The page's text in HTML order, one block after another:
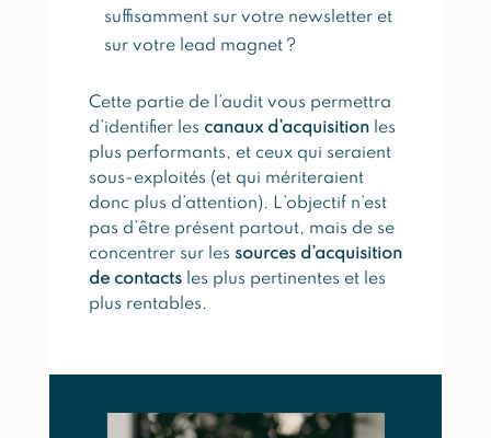
suffisamment sur votre newsletter et
sur votre lead magnet ?
Cette partie de l’audit vous permettra
d’identifier les canaux d’acquisitionles
plus performants, et ceux qui seraient
sous-exploités (et qui mériteraient
donc plus d’attention). L’objectif n’est
pas d’être présent partout, mais de se
concentrer sur les sources d’acquisition
de contactsles plus pertinentes et les
plus rentables.